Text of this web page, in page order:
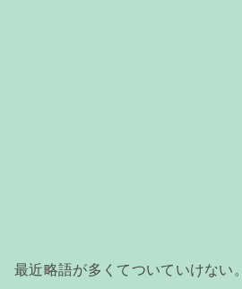
最近略語が多くてついていけない。